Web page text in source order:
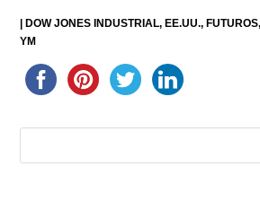
|DOW JONES INDUSTRIAL EE.UU. FUTUROS
YM